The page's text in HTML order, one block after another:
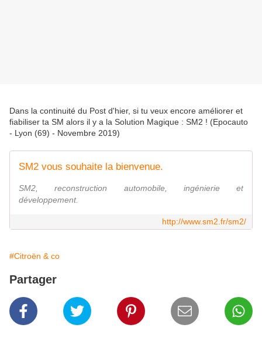
Dans la continuité du Post d'hier, si tu veux encore améliorer et
fiabiliser ta SM alors il y a la Solution Magique : SM2 ! (Epocauto
- Lyon (69) - Novembre 2019)
SM2 vous souhaite la bienvenue.
SM2, reconstruction automobile, ingénierie et
développement.
http://www.sm2.fr/sm2/
#Citroën & co
Partager